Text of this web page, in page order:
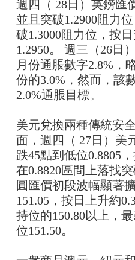
週四（ 28日）英鎊匯
並且突破1.2900阻力
破1.3000阻力位，按
1.2950。 週三（26日
月份通脹數字2.8%，
份的3.0%，然而，該
2.0%通脹目標。
美元兌換兩種傳統安
面，週四（ 27日）美
跌45點到低位0.8805
在0.8820區間上落找
圓匯價初段波幅顯著
151.05，按日上升約
持位的150.80以上，
位151.50。